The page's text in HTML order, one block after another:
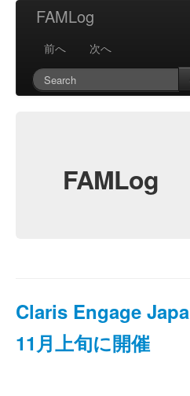
FAMLog
前へ
次へ
FAMLog
Claris Engage
11月上旬に開催